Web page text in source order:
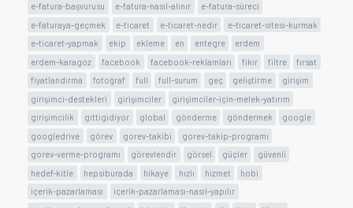
e-fatura-başvurusu
e-fatura-nasıl-alınır
e-fatura-süreci
e-faturaya-geçmek
e-ticaret e-ticaret-nedir
e-ticaret-sitesi-kurmak
e-ticaret-yapmak
ekip ekleme en entegre
erdem
erdem-karagoz
facebook facebook-reklamları fikir filtre
fırsat
fiyatlandırma
fotoğraf full full-surum geç geliştirme
girişim
girişimci-destekleri
girişimciler
girişimciler-için-melek-yatırım
girişimcilik
gittigidiyor global gönderme göndermek
google
googledrive
görev gorev-takibi
gorev-takip-programı
gorev-verme-programı
görevlendir görsel güçler
güvenli
hedef-kitle
hepsiburada hikaye hızlı hizmet
hobi
içerik-pazarlaması
içerik-pazarlaması-nasıl-yapılır